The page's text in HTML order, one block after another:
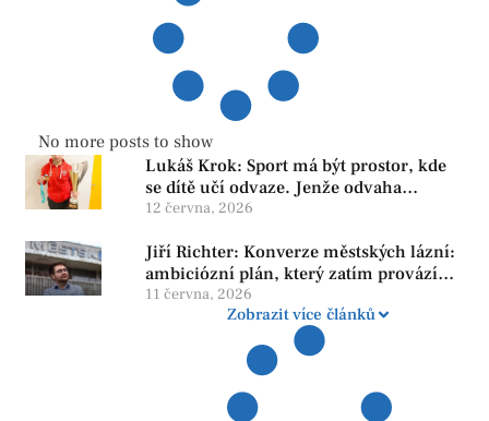
No more posts to show
Lukáš Krok: Sport má být prostor, kde
se dítě učí odvaze. Jenže odvaha
neroste tam, kde se bojí udělat chybu.
12 června, 2026
Jiří Richter: Konverze městských lázní:
ambiciózní plán, který zatím provází
více otazníků než jistot
11 června, 2026
Zobrazit více článků